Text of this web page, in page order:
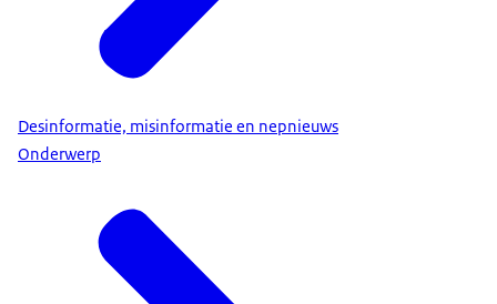
Desinformatie, misinformatie en nepnieuws
Onderwerp